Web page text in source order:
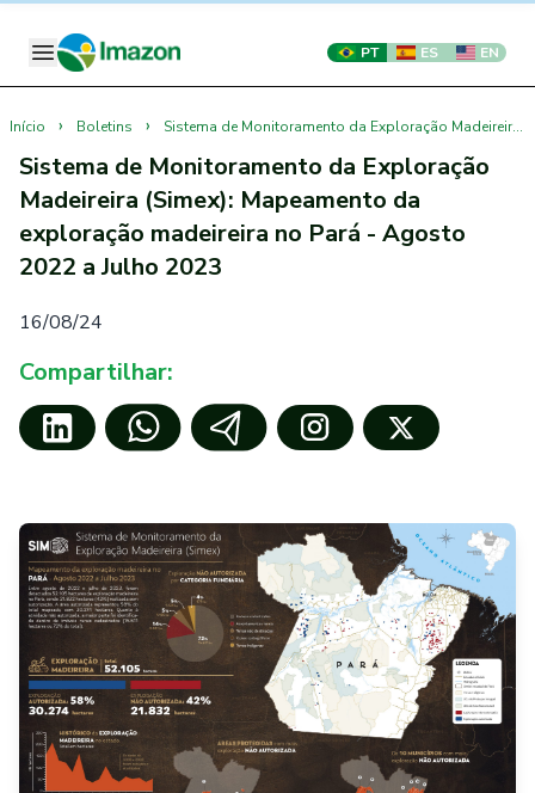
PT ES EN
Início › Boletins › Sistema de Monitoramento da Exploração Madeireira (Simex): Mapeamento da exploração madeireira no Pará - Agosto 2022 a Julho 2023
Sistema de Monitoramento da Exploração
Madeireira (Simex): Mapeamento da
exploração madeireira no Pará - Agosto
2022 a Julho 2023
16/08/24
Compartilhar: